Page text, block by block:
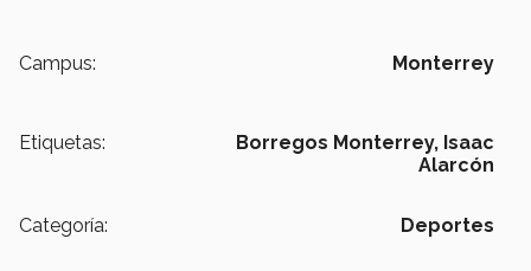
Campus: Monterrey
Etiquetas: Borregos Monterrey, Isaac
Alarcón
Categoría: Deportes